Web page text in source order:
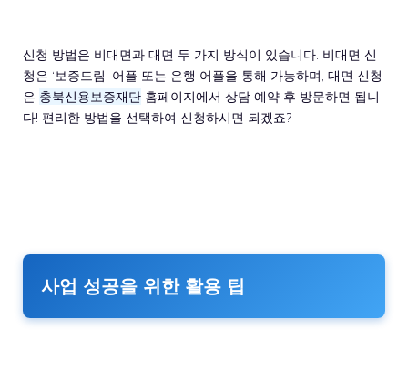
신청 방법은 비대면과 대면 두 가지 방식이 있습니다. 비대면 신
청은 ‘보증드림’ 어플 또는 은행 어플을 통해 가능하며, 대면 신청
은 충북신용보증재단 홈페이지에서 상담 예약 후 방문하면 됩니
다! 편리한 방법을 선택하여 신청하시면 되겠죠?
사업 성공을 위한 활용 팁